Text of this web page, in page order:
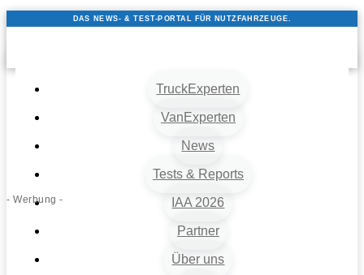
DAS NEWS- & TEST-PORTAL FÜR NUTZFAHRZEUGE.
TruckExperten
VanExperten
News
Tests & Reports
IAA 2026
Partner
Über uns
- Werbung -